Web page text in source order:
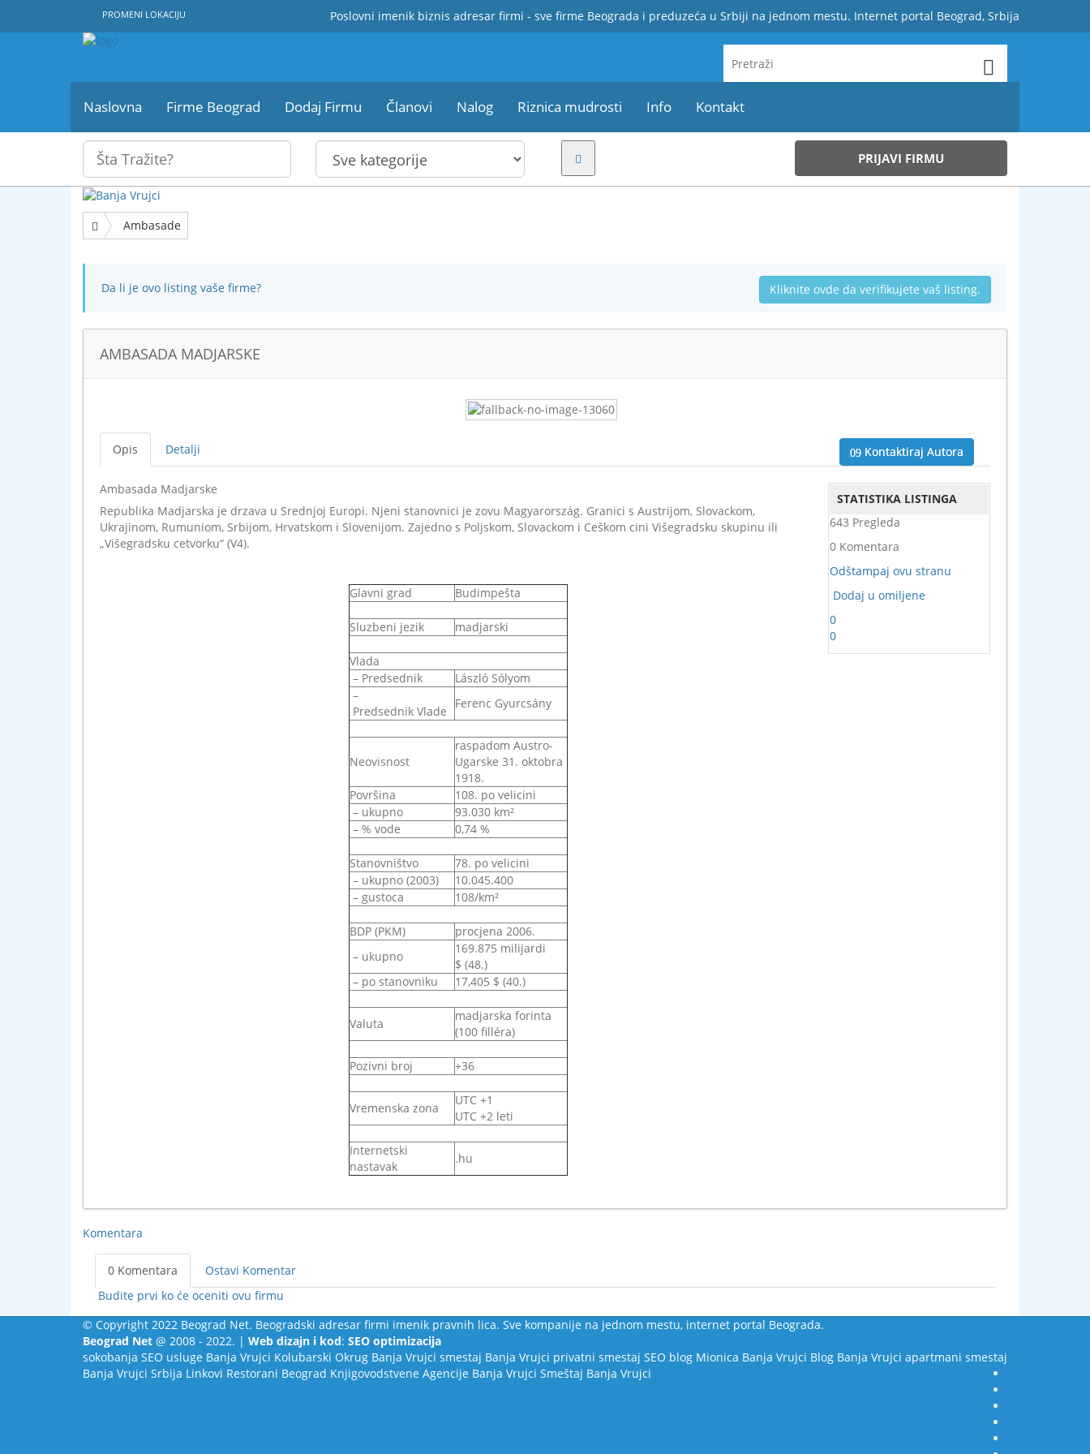
Poslovni imenik biznis adresar firmi - sve firme Beograda i preduzeća u Srbiji na jednom mestu. Internet portal Beograd, Srbija
PROMENI LOKACIJU
Naslovna Firme Beograd Dodaj Firmu Članovi Nalog Riznica mudrosti Info Kontakt
PRIJAVI FIRMU
Ambasade
Da li je ovo listing vaše firme? Kliknite ovde da verifikujete vaš listing.
AMBASADA MADJARSKE
Kontaktiraj Autora
Opis Detalji
STATISTIKA LISTINGA
643 Pregleda
0 Komentara
Odštampaj ovu stranu
Dodaj u omiljene
0
0
Ambasada Madjarske
Republika Madjarska je drzava u Srednjoj Europi. Njeni stanovnici je zovu Magyarország. Granici s Austrijom, Slovackom,
Ukrajinom, Rumuniom, Srbijom, Hrvatskom i Slovenijom. Zajedno s Poljskom, Slovackom i Ceškom cini Višegradsku skupinu ili
„Višegradsku cetvorku“ (V4).
Glavni grad Budimpešta
Sluzbeni jezik madjarski
Vlada
– Predsednik
László Sólyom
–
Predsednik Vlade
Ferenc Gyurcsány
Neovisnost
raspadom Austro-
Ugarske 31. oktobra
1918.
Površina
108. po velicini
– ukupno
93.030 km²
– % vode
0,74 %
Stanovništvo
78. po velicini
– ukupno (2003)
10.045.400
– gustoca
108/km²
BDP (PKM)
procjena 2006.
– ukupno
169.875 milijardi
$ (48.)
– po stanovniku
17,405 $ (40.)
Valuta
madjarska forinta
(100 filléra)
Pozivni broj +36
Vremenska zona
UTC +1
UTC +2 leti
Internetski
nastavak
.hu
Komentara
0 Komentara
Ostavi Komentar
Budite prvi ko će oceniti ovu firmu
© Copyright 2022 Beograd Net. Beogradski adresar firmi imenik pravnih lica. Sve kompanije na jednom mestu, internet portal Beograda.
Beograd Net @ 2008 - 2022. | Web dizajn i kod: SEO optimizacija
sokobanja SEO usluge Banja Vrujci Kolubarski Okrug Banja Vrujci smestaj Banja Vrujci privatni smestaj SEO blog Mionica Banja Vrujci Blog Banja Vrujci apartmani smestaj
Banja Vrujci Srbija Linkovi Restorani Beograd Knjigovodstvene Agencije Banja Vrujci Smeštaj Banja Vrujci